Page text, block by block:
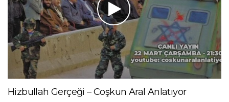
Hizbullah Gerçeği – Coşkun Aral Anlatıyor